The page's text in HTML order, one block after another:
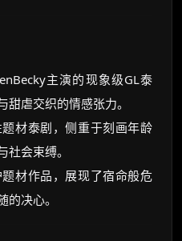
主演的现象级GL泰
虐交织的情感张力。
材泰剧，侧重于刻画年龄
会束缚。
材作品，展现了宿命般危
决心。